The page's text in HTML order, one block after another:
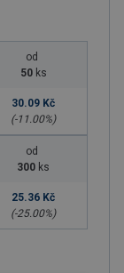
od
50 ks
30.09 Kč
(-11.00%)
od
300 ks
25.36 Kč
(-25.00%)